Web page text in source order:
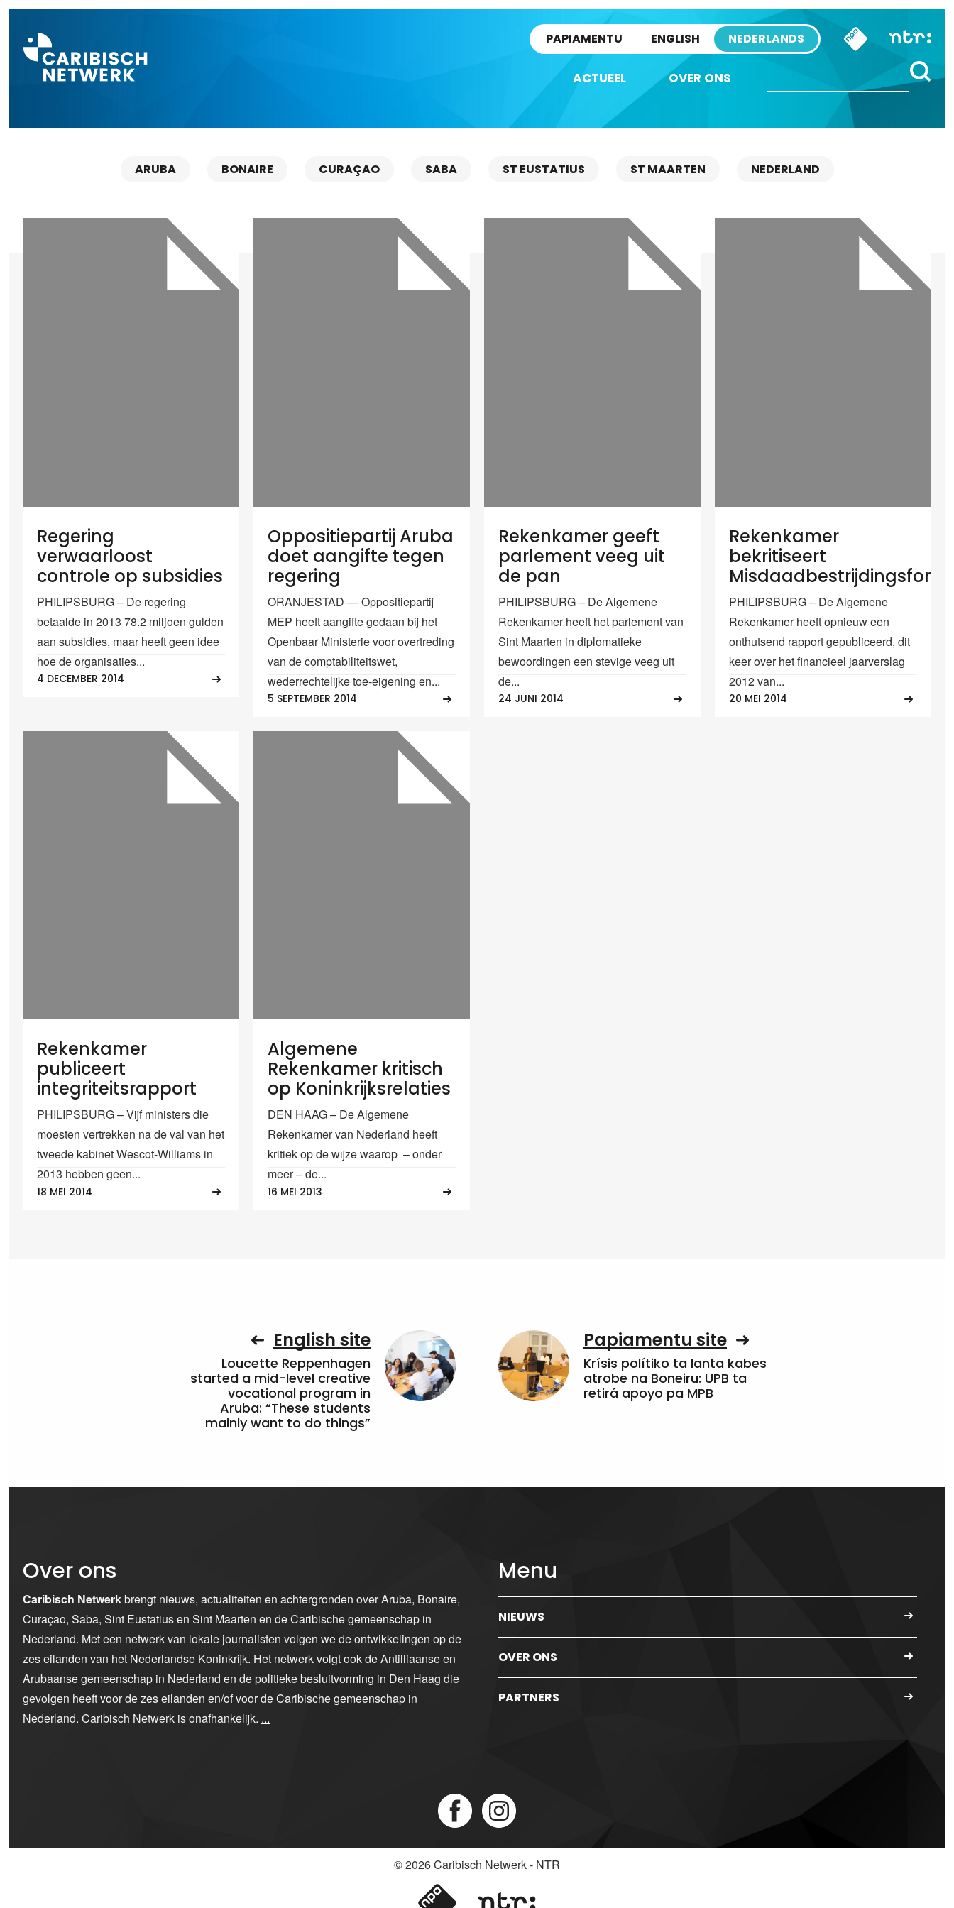
PAPIAMENTU ENGLISH NEDERLANDS
ACTUEEL OVER ONS
ARUBA BONAIRE CURAÇAO SABA ST EUSTATIUS ST MAARTEN NEDERLAND
Regering
verwaarloost
controle op subsidies
PHILIPSBURG – De regering
betaalde in 2013 78.2 miljoen gulden
aan subsidies, maar heeft geen idee
hoe de organisaties...
4 DECEMBER 2014
Oppositiepartij Aruba
doet aangifte tegen
regering
ORANJESTAD — Oppositiepartij
MEP heeft aangifte gedaan bij het
Openbaar Ministerie voor overtreding
van de comptabiliteitswet,
wederrechtelijke toe-eigening en...
5 SEPTEMBER 2014
Rekenkamer geeft
parlement veeg uit
de pan
PHILIPSBURG – De Algemene
Rekenkamer heeft het parlement van
Sint Maarten in diplomatieke
bewoordingen een stevige veeg uit
de...
24 JUNI 2014
Rekenkamer
bekritiseert
PHILIPSBURG – De Algemene
Rekenkamer heeft opnieuw een
onthutsend rapport gepubliceerd, dit
keer over het financieel jaarverslag
2012 van...
20 MEI 2014
Rekenkamer
publiceert
integriteitsrapport
PHILIPSBURG – Vijf ministers die
moesten vertrekken na de val van het
tweede kabinet Wescot-Williams in
2013 hebben geen...
18 MEI 2014
Algemene
Rekenkamer kritisch
op Koninkrijksrelaties
DEN HAAG – De Algemene
Rekenkamer van Nederland heeft
kritiek op de wijze waarop – onder
meer – de...
16 MEI 2013
English site
Loucette Reppenhagen
started a mid-level creative
vocational program in
Aruba: “These students
mainly want to do things”
Papiamentu site
Krísis polítiko ta lanta kabes
atrobe na Boneiru: UPB ta
retirá apoyo pa MPB
Over ons
Caribisch Netwerkbrengt nieuws, actualiteiten en achtergronden over Aruba, Bonaire,
Curaçao, Saba, Sint Eustatius en Sint Maarten en de Caribische gemeenschap in
Nederland. Met een netwerk van lokale journalisten volgen we de ontwikkelingen op de
zes eilanden van het Nederlandse Koninkrijk. Het netwerk volgt ook de Antilliaanse en
Arubaanse gemeenschap in Nederland en de politieke besluitvorming in Den Haag die
gevolgen heeft voor de zes eilanden en/of voor de Caribische gemeenschap in
Nederland. Caribisch Netwerk is onafhankelijk. ...
Menu
NIEUWS
OVER ONS
PARTNERS
© 2026Caribisch Netwerk - NTR